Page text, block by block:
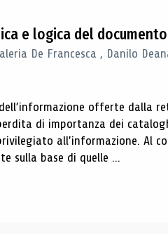
e logica del documento
De Francesca , Danilo
offerte dalla
di importanza dei
all’informazione. Al
sulla base di quelle ...